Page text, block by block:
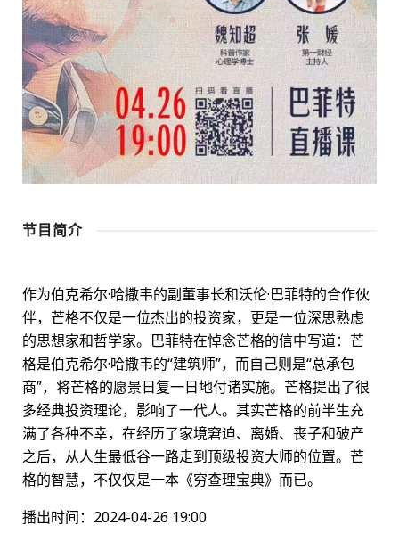
节目简介
作为伯克希尔·哈撒韦的副董事长和沃伦·巴菲特的合作伙
伴，芒格不仅是一位杰出的投资家，更是一位深思熟虑
的思想家和哲学家。巴菲特在悼念芒格的信中写道：芒
格是伯克希尔·哈撒韦的“建筑师”，而自己则是“总承包
商”，将芒格的愿景日复一日地付诸实施。芒格提出了很
多经典投资理论，影响了一代人。其实芒格的前半生充
满了各种不幸，在经历了家境窘迫、离婚、丧子和破产
之后，从人生最低谷一路走到顶级投资大师的位置。芒
格的智慧，不仅仅是一本《穷查理宝典》而已。
播出时间：2024-04-26 19:00